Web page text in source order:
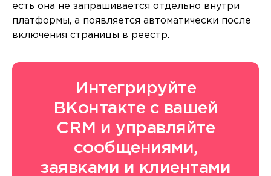
есть она не запрашивается отдельно внутри
платформы, а появляется автоматически после
включения страницы в реестр.
Интегрируйте
ВКонтакте с вашей
CRM и управляйте
сообщениями,
заявками и клиентами